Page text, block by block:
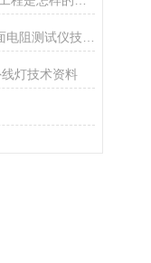
美国DESCO 19635表面电阻测试仪技术参数
灯技术资料